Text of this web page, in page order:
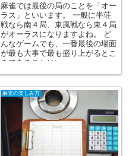
麻雀では最後の局のことを「オー
ラス」といいます。 一般に半荘
戦なら南４局、東風戦なら東４局
がオーラスになりますよね。 ど
んなゲームでも、一番最後の場面
が最も大事で最も盛り上がるとこ
ろであることはい...
麻雀の楽しみ方